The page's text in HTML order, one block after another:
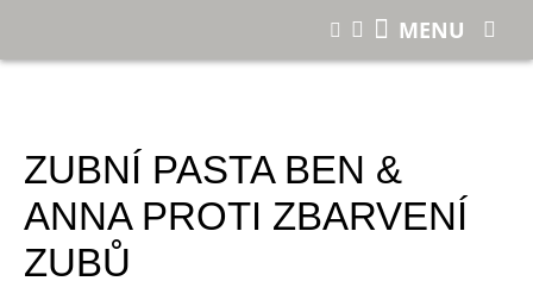
ZUBNÍ PASTA BEN &
ANNA PROTI ZBARVENÍ
ZUBŮ
MENU